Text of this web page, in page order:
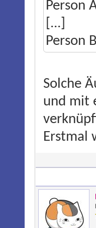
Person
[...]
Person
Solche
und mit
Erstmal